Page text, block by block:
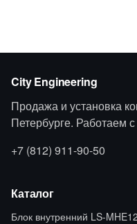
City Engineering
Продажа и установка
Петербурге. Работаем
+7 (812) 911-90-50
Каталог
Блок внутренний LS-